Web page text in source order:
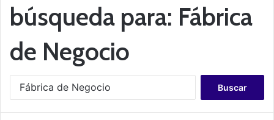
búsqueda para: Fábrica
de Negocio